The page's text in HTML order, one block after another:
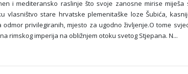
i mediteransko raslinje što svoje zanosne mirise miješa
vlasništvo stare hrvatske plemenitaške loze Šubića,
privilegiranih, mjesto za ugodno življenje.O tome
rimskog imperija na obližnjem otoku svetog Stjepana. N...